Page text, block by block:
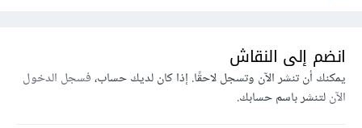
انضم إلى النقاش
يمكنك أن تنشر الآن وتسجل لاحقًا. إذا كان لديك حساب،فسجل الدخول
الآنلتنشر باسم حسابك.